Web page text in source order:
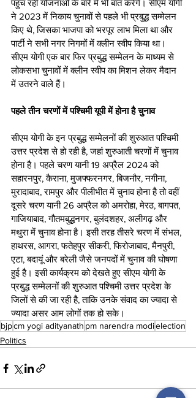
पहुंच रही योजनाओं के बारे में भी बात करेंगे। सीएम योगी
ने 2023 में निकाय चुनावों से पहले भी प्रबुद्ध सम्मेलन
किए थे, जिसका भाजपा को भरपूर लाभ मिला था और
पार्टी ने सभी नगर निगमों में क्लीन स्वीप किया था।
सीएम योगी एक बार फिर प्रबुद्ध सम्मेलन के माध्यम से
लोकसभा चुनावों में क्लीन स्वीप का मिशन लेकर मैदान
में उतरने वाले हैं।
पहले तीन चरणों में पश्चिमी यूपी में होना है चुनाव
सीएम योगी के इन प्रबुद्ध सम्मेलनों की शुरुआत पश्चिमी
उत्तर प्रदेश से हो रही है, जहां शुरुआती चरणों में चुनाव
होना है। पहले चरण यानी 19 अप्रैल 2024 को
सहारनपुर, कैराना, मुजफ्फरनगर, बिजनौर, नगीना,
मुरादाबाद, रामपुर और पीलीभीत में चुनाव होना है तो वहीं
दूसरे चरण यानी 26 अप्रैल को अमरोहा, मेरठ, बागपत,
गाजियाबाद, गौतमबुद्धनगर, बुलंदशहर, अलीगढ़ और
मथुरा में चुनाव होना है। इसी तरह तीसरे चरण में संभल,
हाथरस, आगरा, फतेहपुर सीकरी, फिरोजाबाद, मैनपुरी,
एटा, बदायूं और बरेली जैसे जनपदों में चुनाव की घोषणा
हुई है। इसी कार्यक्रम को देखते हुए सीएम योगी के
प्रबुद्ध सम्मेलनों की शुरुआत पश्चिमी उत्तर प्रदेश के
जिलों से की जा रही है, ताकि उनके संवाद का ज्यादा से
ज्यादा असर आम लोगों तक हो सके।
bjpcm yogi adityanath pm narendra modielection
Politics